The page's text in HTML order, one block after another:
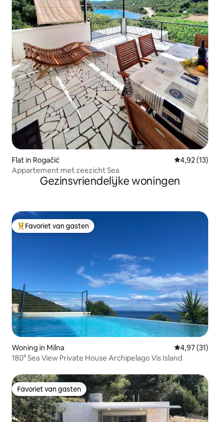
Flat in Rogačić Gemiddelde
4,92 (13)
Appartement met zeezicht Sea
Gezinsvriendelijke woningen
Topfavoriet van gasten
Favoriet van gasten
Woning in Milna Gemiddelde
4,97 (31)
180° Sea View Private House Archipelago Vis Island
Favoriet van gasten
Favoriet van gasten